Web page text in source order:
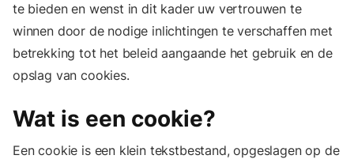
te bieden en wenst in dit kader uw vertrouwen te
winnen door de nodige inlichtingen te verschaffen met
betrekking tot het beleid aangaande het gebruik en de
opslag van cookies.
Wat is een cookie?
Een cookie is een klein tekstbestand, opgeslagen op de